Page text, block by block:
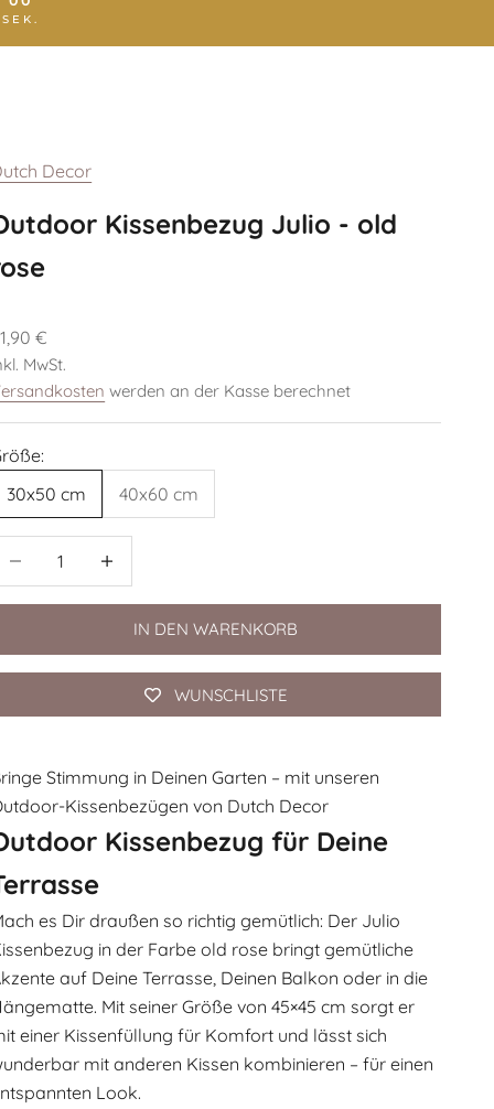
SEK.
Decor
Kissenbezug Julio - old
€
MwSt.
werden an der Kasse berechnet
30x50 cm
40x60 cm
Anzahl verringernAnzahl verringern
IN DEN WARENKORB
WUNSCHLISTE
Stimmung in Deinen Garten – mit unseren
Kissenbezügen von Dutch Decor
Kissenbezug für Deine
es Dir draußen so richtig gemütlich: Der Julio
in der Farbe old rose bringt gemütliche
auf Deine Terrasse, Deinen Balkon oder in die
Mit seiner Größe von 45×45 cm sorgt er
einer Kissenfüllung für Komfort und lässt sich
mit anderen Kissen kombinieren – für einen
Look.